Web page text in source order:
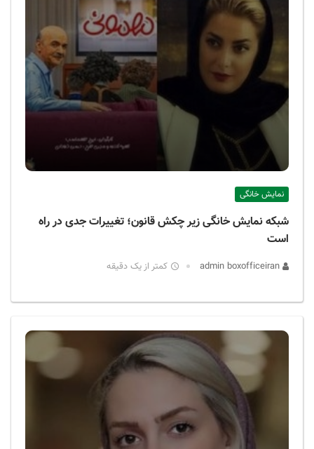
نمایش خانگی
شبکه نمایش خانگی زیر چکش قانون؛ تغییرات جدی در راه
است
کمتر از یک دقیقه